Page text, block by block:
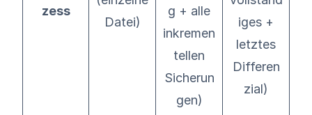
zess
Datei)
g + alle
inkremen
tellen
Sicherun
gen)
iges +
letztes
Differen
zial)